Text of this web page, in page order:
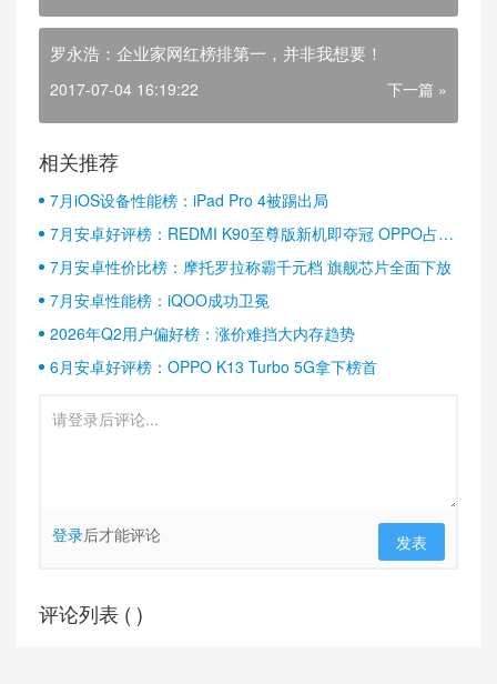
罗永浩：企业家网红榜排第一，并非我想要！
2017-07-04 16:19:22 下一篇 »
相关推荐
7月iOS设备性能榜：iPad Pro 4被踢出局
7月安卓好评榜：REDMI K90至尊版新机即夺冠 OPPO占据
半壁江山
7月安卓性价比榜：摩托罗拉称霸千元档 旗舰芯片全面下放
7月安卓性能榜：iQOO成功卫冕
2026年Q2用户偏好榜：涨价难挡大内存趋势
6月安卓好评榜：OPPO K13 Turbo 5G拿下榜首
登录后才能评论 发表
评论列表 ( )